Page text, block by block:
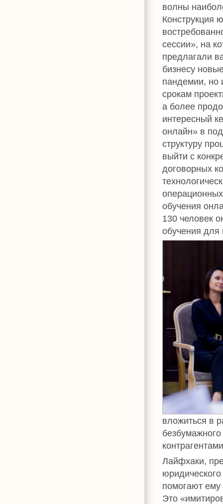
волны
Конструкция
сессии», на
предлагали
бизнесу
пандемии, но
срокам
а более
интересный
онлайн» в
структуру
выйти с
договорных
обучения
130 человек
обучения для
вложиться в
Лайфхаки,
помогают ему
Это